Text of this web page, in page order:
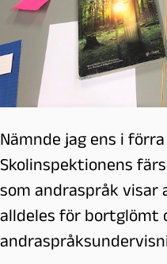
Nämnde jag ens i
Skolinspektionens
som andraspråk
alldeles för bortglömt